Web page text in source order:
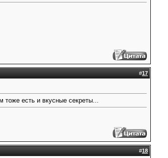
#17
тоже есть и вкусные секреты...
#18